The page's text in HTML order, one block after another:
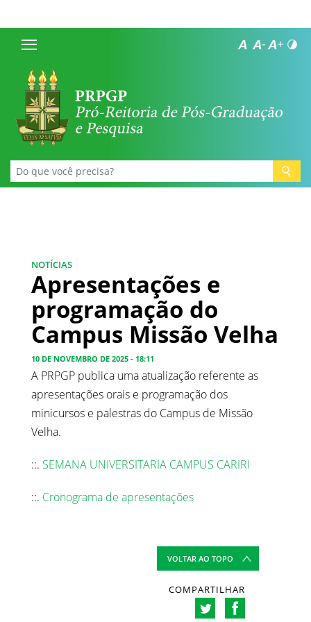
NOTÍCIAS
Apresentações e
programação do
Campus Missão Velha
10 DE NOVEMBRO DE 2025 - 18:11
A PRPGP publica uma atualização referente as
apresentações orais e programação dos
minicursos e palestras do Campus de Missão
Velha.
::. SEMANA UNIVERSITARIA CAMPUS CARIRI
::. Cronograma de apresentações
VOLTAR AO TOPO
COMPARTILHAR